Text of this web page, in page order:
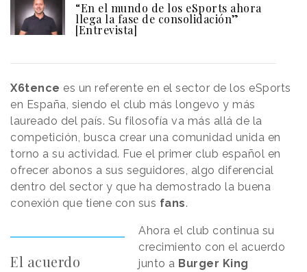
“En el mundo de los eSports ahora
llega la fase de consolidación”
[Entrevista]
X6tence es un referente en el sector de los eSports
en España, siendo el club más longevo y más
laureado del país. Su filosofía va más allá de la
competición, busca crear una comunidad unida en
torno a su actividad. Fue el primer club español en
ofrecer abonos a sus seguidores, algo diferencial
dentro del sector y que ha demostrado la buena
conexión que tiene con sus fans.
El acuerdo
Ahora el club continua su
crecimiento con el acuerdo
junto a Burger King